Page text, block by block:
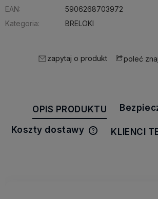
EAN:
5906268703972
Kategoria:
BRELOKI
zapytaj o produkt poleć
OPIS PRODUKTU
Koszty dostawy
Cena nie
KLIENCI